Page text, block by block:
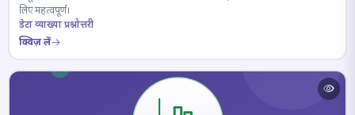
लिए महत्वपूर्ण।
डेटा व्याख्या प्रश्नोत्तरी
क्विज़ लें